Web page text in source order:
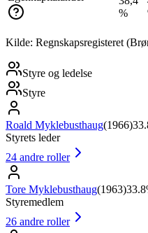
%
Kilde: Regnskapsregisteret
Styre og ledelse
Styre
Roald Myklebusthaug(1966)
Styrets leder
24 andre roller
Tore Myklebusthaug(1963)
Styremedlem
26 andre roller